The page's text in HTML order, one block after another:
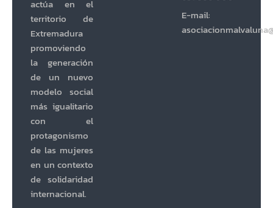
actúa en el
territorio de
Extremadura
promoviendo
la generación
de un nuevo
modelo social
más igualitario
con el
protagonismo
de las mujeres
en un contexto
de solidaridad
internacional.
E-mail: